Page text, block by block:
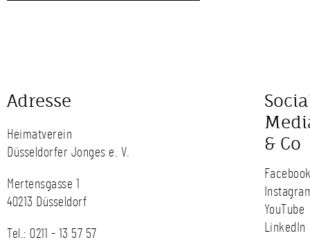
Adresse
Heimatverein
Düsseldorfer Jonges e. V.
Mertensgasse 1
40213 Düsseldorf
Tel.: 0211 - 13 57 57
& Co
YouTube
LinkedIn